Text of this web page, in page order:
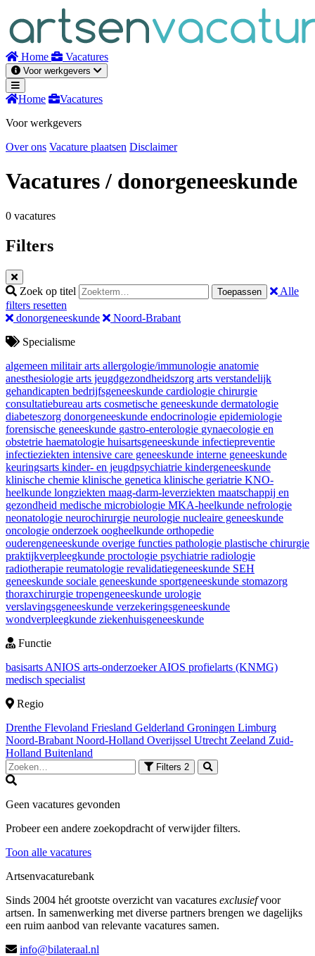
inhoud
Home Vacatures
Voor werkgevers
Home
Vacatures
Voor werkgevers
Over ons Vacature plaatsen Disclaimer
Vacatures/ donorgeneeskunde
0 vacatures
Filters
Zoek op titel Toepassen
Alle
filters resetten
donorgeneeskunde
Noord-Brabant
Specialisme
algemeen militair arts allergologie/immunologie anatomie
anesthesiologie arts jeugdgezondheidszorg arts verstandelijk
gehandicapten bedrijfsgeneeskunde cardiologie chirurgie
consultatiebureau arts cosmetische geneeskunde dermatologie
diabeteszorg donorgeneeskunde endocrinologie epidemiologie
forensische geneeskunde gastro-enterologie gynaecologie en
obstetrie haematologie huisartsgeneeskunde infectiepreventie
infectieziekten intensive care geneeskunde interne geneeskunde
keuringsarts kinder- en jeugdpsychiatrie kindergeneeskunde
klinische chemie klinische genetica klinische geriatrie KNO-
heelkunde longziekten maag-darm-leverziekten maatschappij en
gezondheid medische microbiologie MKA-heelkunde nefrologie
neonatologie neurochirurgie neurologie nucleaire geneeskunde
oncologie onderzoek oogheelkunde orthopedie
ouderengeneeskunde overige functies pathologie plastische chirurgie
praktijkverpleegkunde proctologie psychiatrie radiologie
radiotherapie reumatologie revalidatiegeneeskunde SEH
geneeskunde sociale geneeskunde sportgeneeskunde stomazorg
thoraxchirurgie tropengeneeskunde urologie
verslavingsgeneeskunde verzekeringsgeneeskunde
wondverpleegkunde ziekenhuisgeneeskunde
Functie
basisarts ANIOS arts-onderzoekerAIOS profielarts (KNMG)
medisch specialist
Regio
Drenthe Flevoland Friesland Gelderland Groningen Limburg
Noord-Brabant Noord-Holland Overijssel Utrecht Zeeland Zuid-
Holland Buitenland
Filters 2
Geen vacatures gevonden
Probeer een andere zoekopdracht of verwijder filters.
Toon alle vacatures
Artsenvacaturebank
Sinds 2004 hét grootste overzicht van vacatures exclusiefvoor
artsen. In samenwerking met diverse partners brengen we dagelijks
een ruim aanbod van relevante vacatures samen.
info@bilateraal.nl